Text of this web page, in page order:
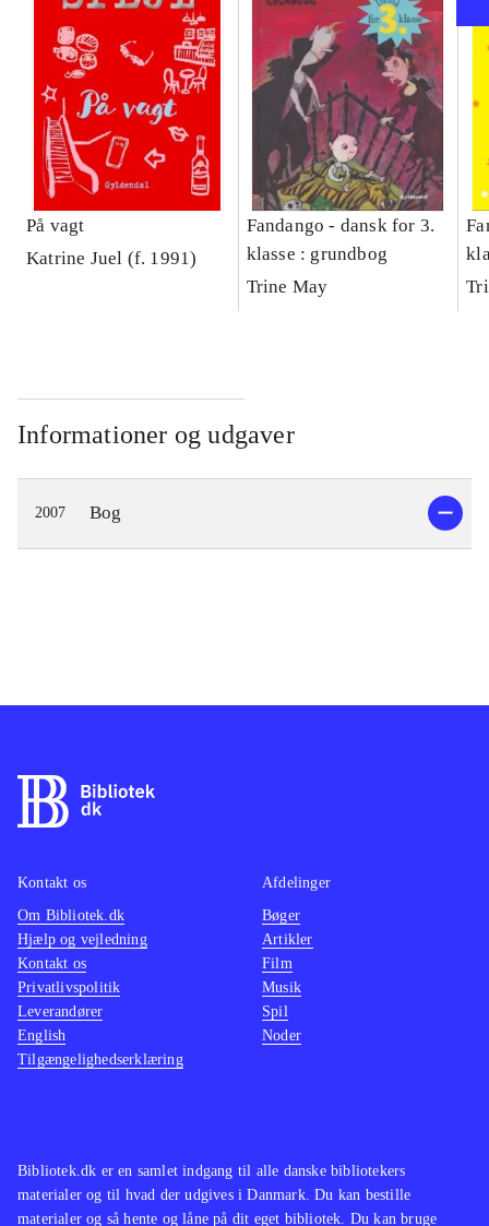
På vagt
Katrine Juel (f. 1991)
Fandango - dansk for 3.
klasse : grundbog
Trine May
Informationer og udgaver
2007 Bog
Bibliotek.dk er en samlet indgang til alle danske bibliotekers
materialer og til hvad der udgives i Danmark. Du kan bestille
materialer og så hente og låne på dit eget bibliotek. Du kan bruge
Kontakt os
Om Bibliotek.dk
Hjælp og vejledning
Kontakt os
Privatlivspolitik
Leverandører
English
Tilgængelighedserklæring
Afdelinger
Bøger
Artikler
Film
Musik
Spil
Noder